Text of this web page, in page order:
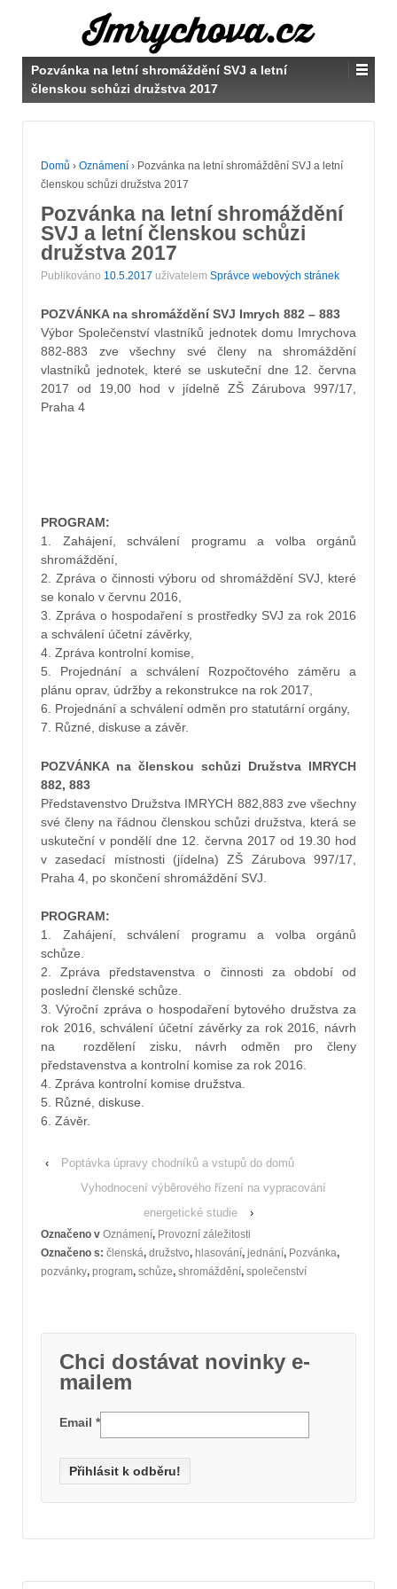
Pozvánka na letní shromáždění SVJ a letní
členskou schůzi družstva 2017
Domů › Oznámení › Pozvánka na letní shromáždění SVJ a letní
členskou schůzi družstva 2017
Pozvánka na letní shromáždění
SVJ a letní členskou schůzi
družstva 2017
Publikováno 10.5.2017 uživatelem Správce webových stránek
POZVÁNKA na shromáždění SVJ Imrych 882 – 883
Výbor Společenství vlastníků jednotek domu Imrychova
882-883 zve všechny své členy na shromáždění
vlastníků jednotek, které se uskuteční dne 12. června
2017 od 19,00 hod v jídelně ZŠ Zárubova 997/17,
Praha 4
PROGRAM:
1. Zahájení, schválení programu a volba orgánů
shromáždění,
2. Zpráva o činnosti výboru od shromáždění SVJ, které
se konalo v červnu 2016,
3. Zpráva o hospodaření s prostředky SVJ za rok 2016
a schválení účetní závěrky,
4. Zpráva kontrolní komise,
5. Projednání a schválení Rozpočtového záměru a
plánu oprav, údržby a rekonstrukce na rok 2017,
6. Projednání a schválení odměn pro statutární orgány,
7. Různé, diskuse a závěr.
POZVÁNKA na členskou schůzi Družstva IMRYCH
882, 883
Představenstvo Družstva IMRYCH 882,883 zve všechny
své členy na řádnou členskou schůzi družstva, která se
uskuteční v pondělí dne 12. června 2017 od 19.30 hod
v zasedací místnosti (jídelna) ZŠ Zárubova 997/17,
Praha 4, po skončení shromáždění SVJ.
PROGRAM:
1. Zahájení, schválení programu a volba orgánů
schůze.
2. Zpráva představenstva o činnosti za období od
poslední členské schůze.
3. Výroční zpráva o hospodaření bytového družstva za
rok 2016, schválení účetní závěrky za rok 2016, návrh
na rozdělení zisku, návrh odměn pro členy
představenstva a kontrolní komise za rok 2016.
4. Zpráva kontrolní komise družstva.
5. Různé, diskuse.
6. Závěr.
‹
Poptávka úpravy chodníků a vstupů do domů
Vyhodnocení výběrového řízení na vypracování
energetické studie
›
Označeno v Oznámení, Provozní záležitosti
Označeno s: členská, družstvo, hlasování, jednání, Pozvánka,
pozvánky, program, schůze, shromáždění, společenství
Chci dostávat novinky e-
mailem
Email *